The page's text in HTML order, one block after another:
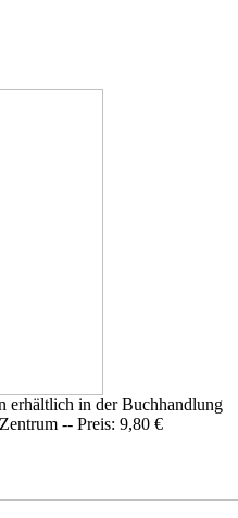
erhältlich in der Buchhandlung
-- Preis: 9,80 €